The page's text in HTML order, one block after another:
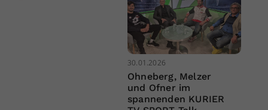
30.01.2026
Ohneberg, Melzer
und Ofner im
spannenden KURIER